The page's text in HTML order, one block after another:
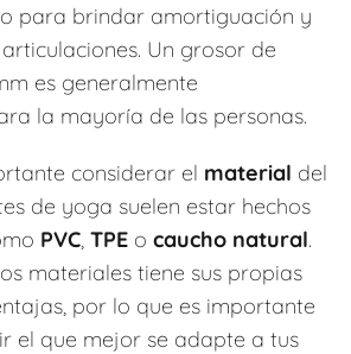
para brindar amortiguación y
Un grosor de
es generalmente
la mayoría de las personas.
considerar el material del
de yoga suelen estar hechos
PVC, TPE o caucho natural.
materiales tiene sus propias
por lo que es importante
el que mejor se adapte a tus